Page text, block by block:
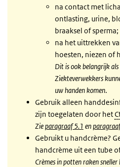
na contact met
ontlasting, urine,
braaksel of sperma;
na het uittrekken
hoesten, niezen of
Dit is ook belangrijk
Ziekteverwekkers
uw handen komen.
Gebruik alleen
zijn toegelaten door het
Zieparagraaf 5.1 en
Gebruikt u handcrème?
handcrème uit een tube
Crèmes in potten raken